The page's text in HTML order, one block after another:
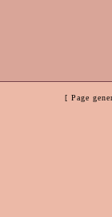
[ Page